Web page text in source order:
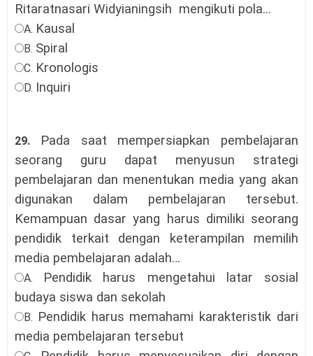
Ritaratnasari Widyianingsih mengikuti pola...
A. Kausal
B. Spiral
C. Kronologis
D. Inquiri
29.
Pada saat mempersiapkan pembelajaran
seorang guru dapat menyusun strategi
pembelajaran dan menentukan media yang akan
digunakan dalam pembelajaran tersebut.
Kemampuan dasar yang harus dimiliki seorang
pendidik terkait dengan keterampilan memilih
media pembelajaran adalah…
A. Pendidik harus mengetahui latar sosial
budaya siswa dan sekolah
B. Pendidik harus memahami karakteristik dari
media pembelajaran tersebut